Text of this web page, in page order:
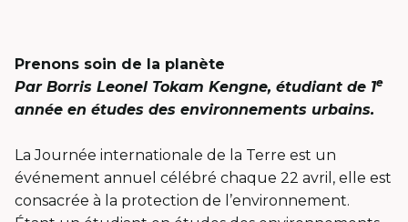
Prenons soin de la planète
Par Borris Leonel Tokam Kengne, étudiant de 1e
année en études des environnements urbains.
La Journée internationale de la Terre est un
événement annuel célébré chaque 22 avril, elle est
consacrée à la protection de l’environnement.